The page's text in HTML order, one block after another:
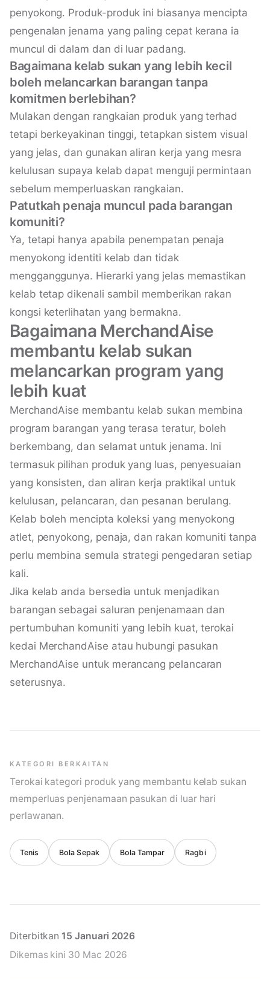
penyokong. Produk-produk ini biasanya mencipta
pengenalan jenama yang paling cepat kerana ia
muncul di dalam dan di luar padang.
Bagaimana kelab sukan yang lebih kecil
boleh melancarkan barangan tanpa
komitmen berlebihan?
Mulakan dengan rangkaian produk yang terhad
tetapi berkeyakinan tinggi, tetapkan sistem visual
yang jelas, dan gunakan aliran kerja yang mesra
kelulusan supaya kelab dapat menguji permintaan
sebelum memperluaskan rangkaian.
Patutkah penaja muncul pada barangan
komuniti?
Ya, tetapi hanya apabila penempatan penaja
menyokong identiti kelab dan tidak
mengganggunya. Hierarki yang jelas memastikan
kelab tetap dikenali sambil memberikan rakan
kongsi keterlihatan yang bermakna.
Bagaimana MerchandAise
membantu kelab sukan
melancarkan program yang
lebih kuat
MerchandAise membantu kelab sukan membina
program barangan yang terasa teratur, boleh
berkembang, dan selamat untuk jenama. Ini
termasuk pilihan produk yang luas, penyesuaian
yang konsisten, dan aliran kerja praktikal untuk
kelulusan, pelancaran, dan pesanan berulang.
Kelab boleh mencipta koleksi yang menyokong
atlet, penyokong, penaja, dan rakan komuniti tanpa
perlu membina semula strategi pengedaran setiap
kali.
Jika kelab anda bersedia untuk menjadikan
barangan sebagai saluran penjenamaan dan
pertumbuhan komuniti yang lebih kuat, terokai
kedai MerchandAise atau hubungi pasukan
MerchandAise untuk merancang pelancaran
seterusnya.
KATEGORI BERKAITAN
Terokai kategori produk yang membantu kelab sukan
memperluas penjenamaan pasukan di luar hari
perlawanan.
Tenis Bola Sepak Bola Tampar Ragbi
Diterbitkan 15 Januari 2026
Dikemas kini 30 Mac 2026